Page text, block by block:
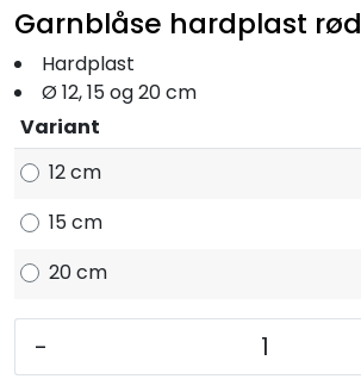
Garnblåse hardplast rød
Hardplast
Ø 12, 15 og 20 cm
Variant
12 cm
15 cm
20 cm
-
Båtpleie/Opplag
Seil
Nyheter